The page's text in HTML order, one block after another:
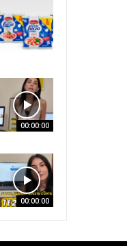
00:00:00
00:00:00